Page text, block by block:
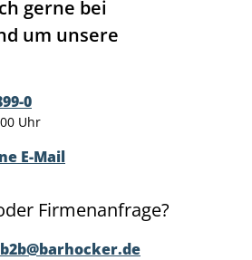
gerne bei
um unsere
0
Uhr
E-Mail
Firmenanfrage?
b2b@barhocker.de